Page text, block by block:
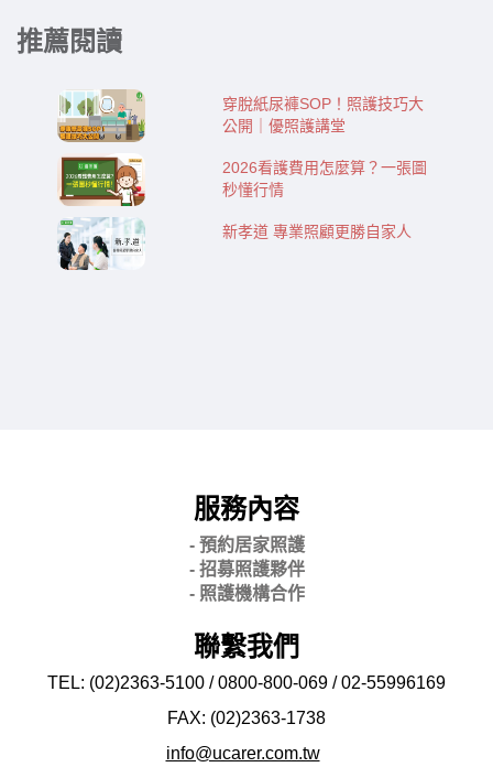
推薦閱讀
穿脫紙尿褲SOP！照護技巧大
公開｜優照護講堂
2026看護費用怎麼算？一張圖
秒懂行情
新孝道 專業照顧更勝自家人
服務內容
- 預約居家照護
- 招募照護夥伴
- 照護機構合作
聯繫我們
TEL: (02)2363-5100 / 0800-800-069 / 02-55996169
FAX: (02)2363-1738
info@ucarer.com.tw